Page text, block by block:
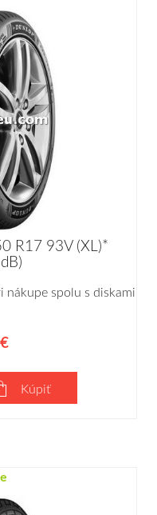
R17 93V (XL)*
nákupe spolu s diskami
Kúpiť